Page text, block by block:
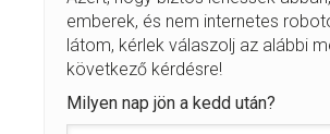
emberek, és nem internetes
látom, kérlek válaszolj az alábbi
következő kérdésre!
Milyen nap jön a kedd után?